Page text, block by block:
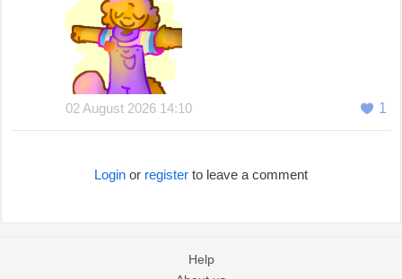
02 August 2026 14:10 1
Loginor registerto leave a comment
Help